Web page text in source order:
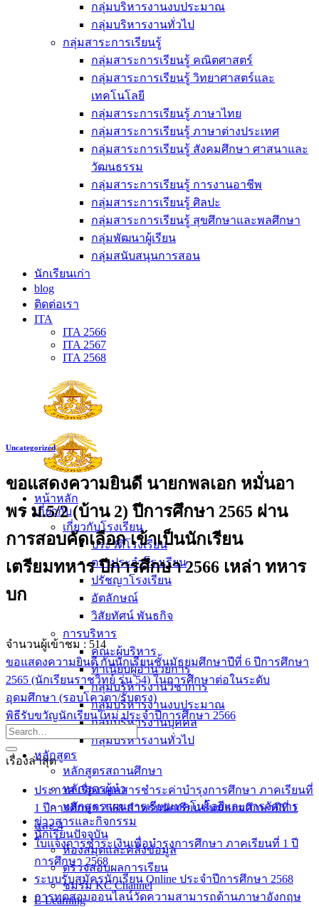
กลุ่มบริหารงานงบประมาณ
กลุ่มบริหารงานทั่วไป
กลุ่มสาระการเรียนรู้
กลุ่มสาระการเรียนรู้ คณิตศาสตร์
กลุ่มสาระการเรียนรู้ วิทยาศาสตร์และ
เทคโนโลยี
กลุ่มสาระการเรียนรู้ ภาษาไทย
กลุ่มสาระการเรียนรู้ ภาษาต่างประเทศ
กลุ่มสาระการเรียนรู้ สังคมศึกษา ศาสนาและ
วัฒนธรรม
กลุ่มสาระการเรียนรู้ การงานอาชีพ
กลุ่มสาระการเรียนรู้ ศิลปะ
กลุ่มสาระการเรียนรู้ สุขศึกษาและพลศึกษา
กลุ่มพัฒนาผู้เรียน
กลุ่มสนับสนุนการสอน
นักเรียนเก่า
blog
ติดต่อเรา
ITA
ITA 2566
ITA 2567
ITA 2568
หน้าหลัก
เกี่ยวกับ
เกี่ยวกับโรงเรียน
ประวัติโรงเรียน
ตราประจำโรงเรียน
ปรัชญาโรงเรียน
อัตลักษณ์
วิสัยทัศน์ พันธกิจ
การบริหาร
คณะผู้บริหาร
ทำเนียบผู้อำนวยการ
กลุ่มบริหารงานวิชาการ
กลุ่มบริหารงานงบประมาณ
กลุ่มบริหารงานบุคคล
กลุ่มบริหารงานทั่วไป
หลักสูตร
หลักสูตรสถานศึกษา
หลักสูตรผู้นำ
หลักสูตรแผนการเรียนเทคโนโลยีและการจัดการ
ข่าวสารและกิจกรรม
นักเรียนปัจจุบัน
ห้องสมุดและคลังข้อมูล
ตรวจสอบผลการเรียน
ชมรม KC Channel
E-Learning
Uncategorized
ขอแสดงความยินดี นายกพลเอก หมั่นอา
พร ม.5/2 (บ้าน 2) ปีการศึกษา 2565 ผ่าน
การสอบคัดเลือก เข้าเป็นนักเรียน
เตรียมทหาร ปีการศึกษา 2566 เหล่า ทหาร
บก
จำนวนผู้เข้าชม : 514
ขอแสดงความยินดี กับนักเรียนชั้นมัธยมศึกษาปีที่ 6 ปีการศึกษา
2565 (นักเรียนราชวิทย์ รุ่น 54) ในการศึกษาต่อในระดับ
อุดมศึกษา (รอบโควตา/รับตรง)
พิธีรับขวัญนักเรียนใหม่ ประจำปีการศึกษา 2566
เรื่องล่าสุด
ประกาศ เรื่อง เอกสารชำระค่าบำรุงการศึกษา ภาคเรียนที่
1 ปีการศึกษา 2568 สำหรับนักเรียนชั้นมัธยมศึกษาปีที่ 1
และ 4
ใบแจ้งการชำระเงินเพื่อบำรุงการศึกษา ภาคเรียนที่ 1 ปี
การศึกษา 2568
ระบบรับสมัครนักเรียน Online ประจำปีการศึกษา 2568
การทดสอบออนไลน์วัดความสามารถด้านภาษาอังกฤษ